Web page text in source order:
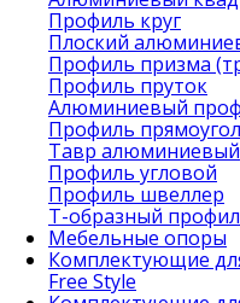
Профиль круг
Плоский
Профиль призма
Профиль пруток
Алюминиевый
Профиль
Тавр алюминиевый
Профиль угловой
Профиль швеллер
Т-образный
Мебельные опоры
Комплектующие
Free Style